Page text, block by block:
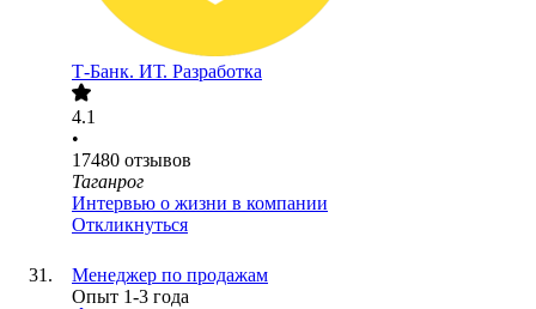
Т-Банк. ИТ. Разработка
4.1
•
17480 отзывов
Таганрог
Интервью о жизни в компании
Откликнуться
Менеджер по продажам
Опыт 1-3 года